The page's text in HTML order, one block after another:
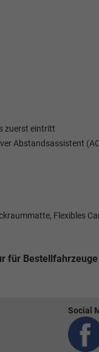
zuerst eintritt
Abstandsassistent
Flexibles
für
Social